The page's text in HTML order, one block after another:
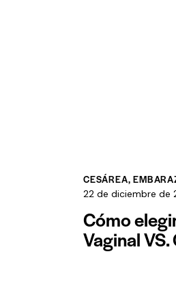
CESÁREA,
22 de diciembre de
Cómo
Vaginal